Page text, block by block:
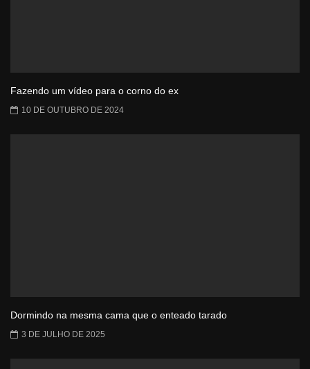
Fazendo um vídeo para o corno do ex
10 DE OUTUBRO DE 2024
Dormindo na mesma cama que o enteado tarado
3 DE JULHO DE 2025